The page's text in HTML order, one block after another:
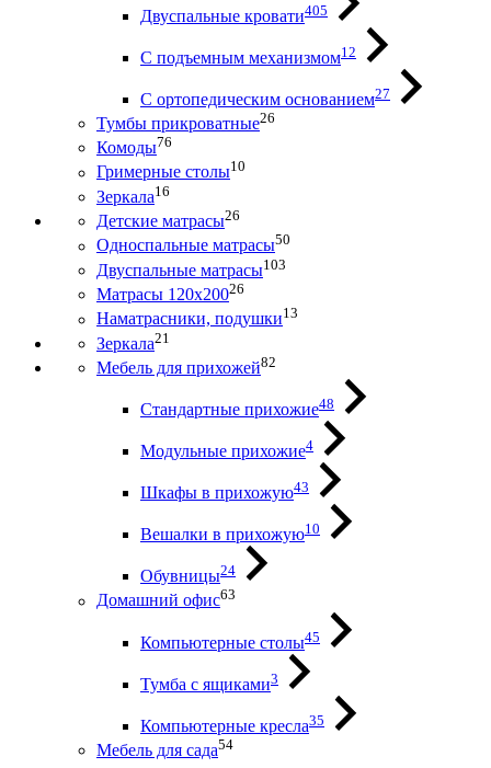
Двуспальные кровати405
С подъемным механизмом12
С ортопедическим основанием27
Тумбы прикроватные26
Комоды76
Гримерные столы10
Зеркала16
Детские матрасы26
Односпальные матрасы50
Двуспальные матрасы103
Матрасы 120х20026
Наматрасники, подушки13
Зеркала21
Мебель для прихожей82
Стандартные прихожие48
Модульные прихожие4
Шкафы в прихожую43
Вешалки в прихожую10
Обувницы24
Домашний офис63
Компьютерные столы45
Тумба с ящиками3
Компьютерные кресла35
Мебель для сада54